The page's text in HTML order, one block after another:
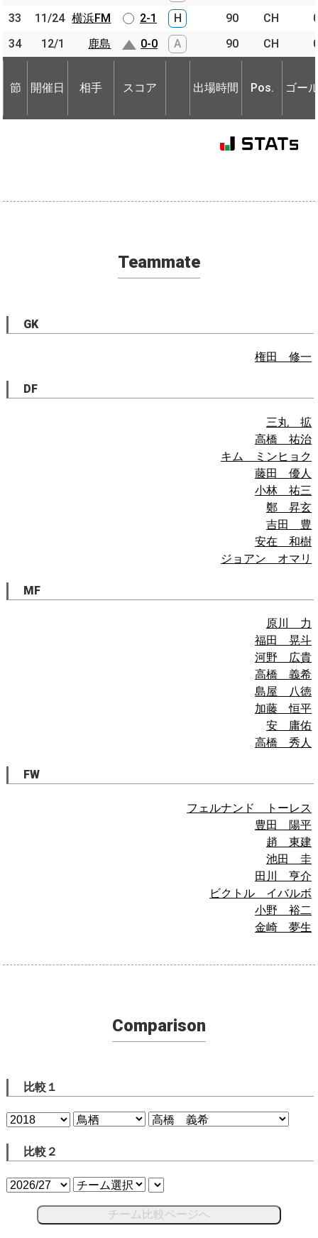
33 11/24 横浜FM 2-1 H 90 CH
34
12/1 鹿島 0-0 A 90 CH
節 開催日 相手 スコア 出場時間 Pos. ゴー
33 11/24 横浜FM
34
12/1 鹿島
節 開催日 相手
Teammate
GK
権田 修一
DF
三丸 拡
高橋 祐治
キム ミンヒョク
藤田 優人
小林 祐三
鄭 昇玄
吉田 豊
安在 和樹
ジョアン オマリ
MF
原川 力
福田 晃斗
河野 広貴
高橋 義希
島屋 八徳
加藤 恒平
安 庸佑
高橋 秀人
FW
フェルナンド トーレス
豊田 陽平
趙 東建
池田 圭
田川 亨介
ビクトル イバルボ
小野 裕二
金崎 夢生
Comparison
比較１
比較２
チーム比較ページへ